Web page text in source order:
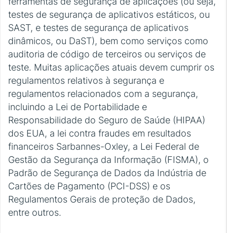
testes de segurança de aplicativos estáticos, ou
SAST, e testes de segurança de aplicativos
dinâmicos, ou DaST), bem como serviços como
auditoria de código de terceiros ou serviços de
teste. Muitas aplicações atuais devem cumprir os
regulamentos relativos à segurança e
regulamentos relacionados com a segurança,
incluindo a Lei de Portabilidade e
Responsabilidade do Seguro de Saúde (HIPAA)
dos EUA, a lei contra fraudes em resultados
financeiros Sarbannes-Oxley, a Lei Federal de
Gestão da Segurança da Informação (FISMA), o
Padrão de Segurança de Dados da Indústria de
Cartões de Pagamento (PCI-DSS) e os
Regulamentos Gerais de proteção de Dados,
entre outros.